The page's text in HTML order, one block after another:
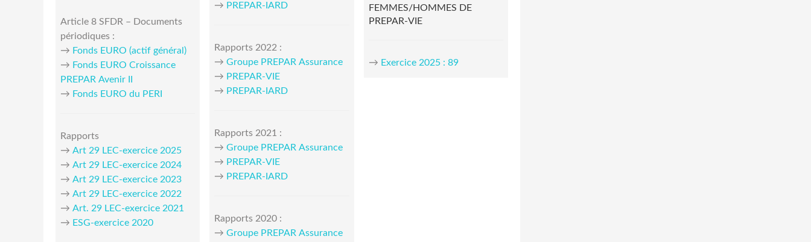
Article 8 SFDR – Documents
périodiques :
→ Fonds EURO (actif général)
→ Fonds EURO Croissance
PREPAR Avenir II
→ Fonds EURO du PERI
Rapports
→ Art 29 LEC-exercice 2025
→ Art 29 LEC-exercice 2024
→ Art 29 LEC-exercice 2023
→ Art 29 LEC-exercice 2022
→ Art. 29 LEC-exercice 2021
→ ESG-exercice 2020
→ PREPAR-IARD
Rapports 2022 :
→Groupe PREPAR Assurance
→ PREPAR-VIE
→ PREPAR-IARD
Rapports 2021 :
→Groupe PREPAR Assurance
→ PREPAR-VIE
→ PREPAR-IARD
Rapports 2020 :
→Groupe PREPAR Assurance
FEMMES/HOMMES DE
PREPAR-VIE
→ Exercice 2025 : 89